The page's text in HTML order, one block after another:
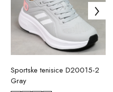
Sportske tenisice D20015-2
Gray